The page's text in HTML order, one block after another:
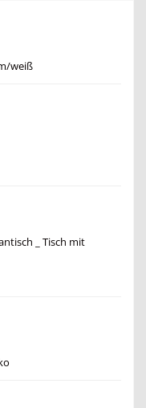
weiß
_ Tisch mit